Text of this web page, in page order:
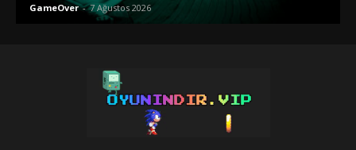
GameOver - 7 Ağustos 2026